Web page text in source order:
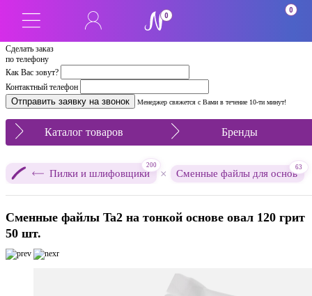
Сделать заказ
по телефону
Как Вас зовут?
Контактный телефон
Менеджер свяжется с Вами в течение 10-ти минут!
0
0
Каталог товаров Бренды
Пилки и шлифовщики
200
× Сменные файлы для основ
63
Сменные файлы Ta2 на тонкой основе овал 120 грит
50 шт.